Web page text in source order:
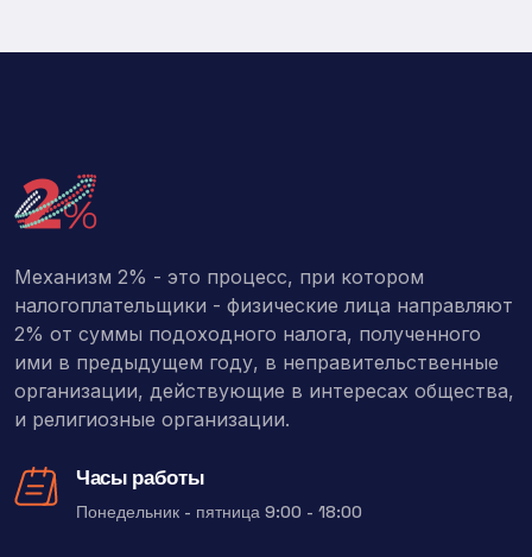
Механизм 2% - это процесс, при котором
налогоплательщики - физические лица направляют
2% от суммы подоходного налога, полученного
ими в предыдущем году, в неправительственные
организации, действующие в интересах общества,
и религиозные организации.
Часы работы
Понедельник - пятница 9:00 - 18:00